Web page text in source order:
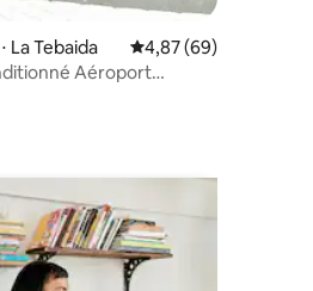
La Tebaida Évaluation moyenne
4,87 (69)
Aéroport